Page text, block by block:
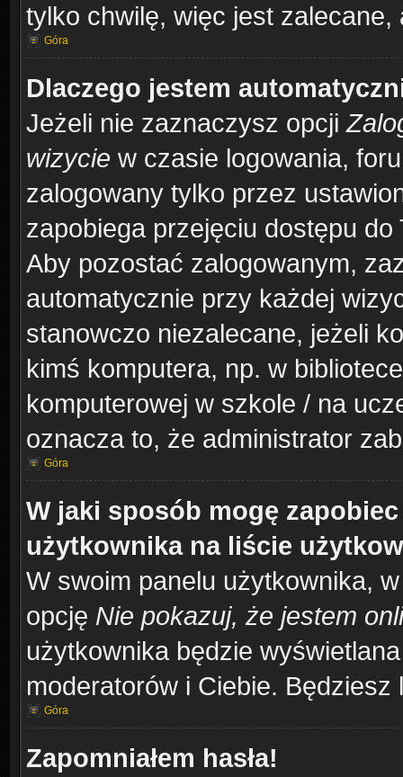
tylko chwilę, więc jest zalecane,
Góra
Dlaczego jestem
Jeżeli nie zaznaczysz opcji
wizycie w czasie logowania,
zalogowany tylko przez
zapobiega przejęciu dostępu
Aby pozostać zalogowanym,
automatycznie przy każdej
stanowczo niezalecane, jeżeli
kimś komputera, np. w
komputerowej w szkole / na
oznacza to, że administrator
Góra
W jaki sposób mogę
użytkownika na liście
W swoim panelu użytkownika,
opcję Nie pokazuj, że jestem
użytkownika będzie
moderatorów i Ciebie.
Góra
Zapomniałem hasła!